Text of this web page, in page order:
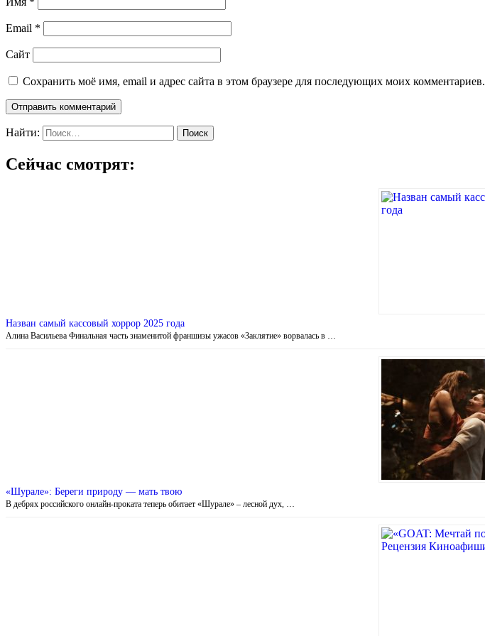
Email *
Сайт
Сохранить моё имя, email и адрес сайта в этом браузере для последующих моих комментариев.
Найти:
Сейчас смотрят:
Назван самый кассовый хоррор 2025 года
Алина Васильева Финальная часть знаменитой франшизы ужасов «Заклятие» ворвалась в …
«Шурале»: Береги природу — мать твою
В дебрях российского онлайн-проката теперь обитает «Шурале» – лесной дух, …